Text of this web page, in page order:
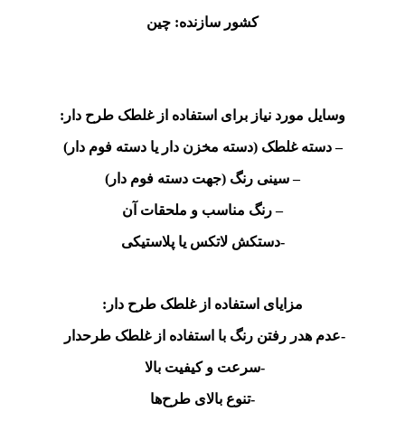
کشور سازنده: چین
وسایل مورد نیاز برای استفاده از غلطک طرح دار:
– دسته غلطک (دسته مخزن دار یا دسته فوم ‌دار)
– سینی رنگ (جهت دسته فوم دار)
– رنگ مناسب و ملحقات آن
-دستکش لاتکس یا پلاستیکی
مزایای استفاده از غلطک طرح دار:
-عدم هدر رفتن رنگ با استفاده از غلطک طرحدار
-سرعت و کیفیت بالا
-تنوع بالای طرح‌ها